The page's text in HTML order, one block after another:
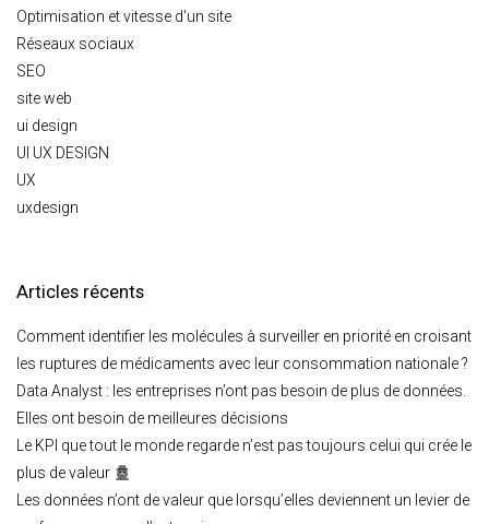
Optimisation et vitesse d'un site
Réseaux sociaux
SEO
site web
ui design
UI UX DESIGN
UX
uxdesign
Articles récents
Comment identifier les molécules à surveiller en priorité en croisant
les ruptures de médicaments avec leur consommation nationale ?
Data Analyst : les entreprises n’ont pas besoin de plus de données.
Elles ont besoin de meilleures décisions
Le KPI que tout le monde regarde n’est pas toujours celui qui crée le
plus de valeur
Les données n’ont de valeur que lorsqu’elles deviennent un levier de